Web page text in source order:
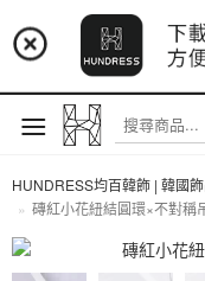
📢 市集
📢 市集預
📢 市集預
註冊
HUNDRESS均百韓飾 | 韓國
磚紅小花紐結圓環×不對稱
合金系列